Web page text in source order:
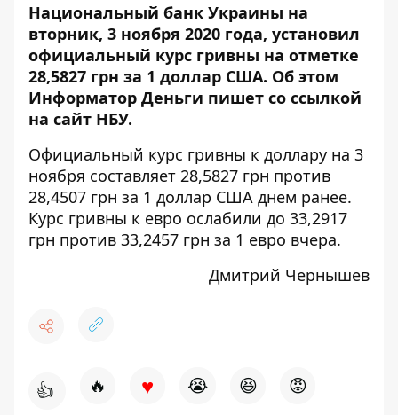
Национальный банк Украины на
вторник, 3 ноября 2020 года, установил
официальный курс гривны на отметке
28,5827 грн за 1 доллар США. Об этом
Информатор Деньги пишет со ссылкой
на сайт НБУ.
Официальный курс гривны к доллару на 3
ноября составляет 28,5827 грн против
28,4507 грн за 1 доллар США днем ранее.
Курс гривны к евро ослабили до 33,2917
грн против 33,2457 грн за 1 евро вчера.
Дмитрий Чернышев
👍 🔥 ♥ 😭 😆 😡